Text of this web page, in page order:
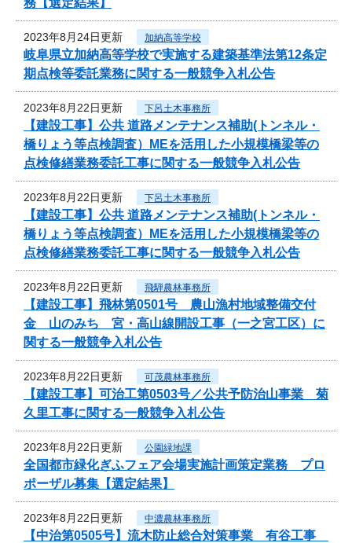
2023年8月24日更新 加納高等学校
岐阜県立加納高等学校で実施する建築基準法第12条定
期点検等委託業務に関する一般競争入札公告
2023年8月22日更新 下呂土木事務所
【建設工事】公共 道路メンテナンス補助(トンネル・
橋りょう等点検調査）MEを活用した小規模橋梁等の
点検修繕業務委託工事に関する一般競争入札公告
2023年8月22日更新 下呂土木事務所
【建設工事】公共 道路メンテナンス補助(トンネル・
橋りょう等点検調査）MEを活用した小規模橋梁等の
点検修繕業務委託工事に関する一般競争入札公告
2023年8月22日更新 飛騨農林事務所
【建設工事】飛林第0501号 農山漁村地域整備交付
金 山のみち 宮・高山線開設工事（一之宮工区）に
関する一般競争入札公告
2023年8月22日更新 可茂農林事務所
【建設工事】可治工第0503号／公共予防治山事業 菊
久里工事に関する一般競争入札公告
2023年8月22日更新 公園緑地課
全国都市緑化ぎふフェア会場実施計画策定業務 プロ
ポーザル募集【選定結果】
2023年8月22日更新 中濃農林事務所
【中治第0505号】流木防止総合対策事業 有谷工事